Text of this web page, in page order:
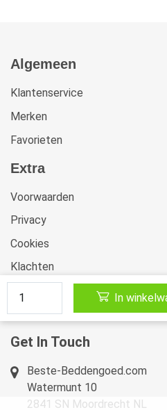
In
Algemeen
Klantenservice
Merken
Favorieten
Extra
Voorwaarden
Privacy
Cookies
Klachten
Retourneren & Ruilen
Sitemap
Get In Touch
Beste-Beddengoed.com
Watermunt 10
2841 SN Moordrecht NL